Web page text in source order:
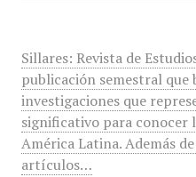
Sillares: Revista de
publicación semestral que
investigaciones que
significativo para conocer
América Latina. Además
artículos…